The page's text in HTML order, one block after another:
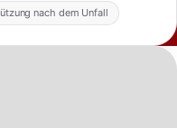
nach dem Unfall